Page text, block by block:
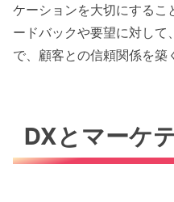
ケーションを大切にするこ
ードバックや要望に対して
で、顧客との信頼関係を築
DXとマーケ